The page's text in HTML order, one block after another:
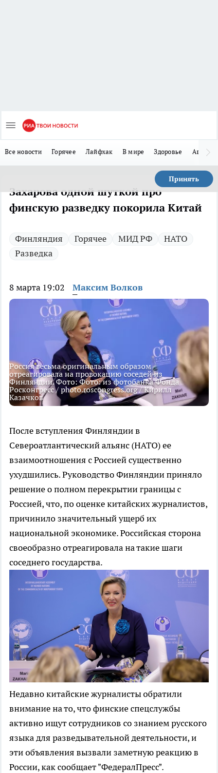
Все новости Горячее Лайфхак В мире Здоровье Авто
Принять
Захарова одной шуткой про
финскую разведку покорила Китай
Финляндия Горячее МИД РФ
НАТО
Разведка
8 марта 19:02 Максим Волков
Россия весьма оригинальным образом
отреагировала на провокацию соседей из
Финляндии. Фото: Фото: из фотобанка Фонда
Росконгресс / photo.roscongress.org / Кирилл
Казачков
После вступления Финляндии в
Североатлантический альянс (НАТО) ее
взаимоотношения с Россией существенно
ухудшились. Руководство Финляндии приняло
решение о полном перекрытии границы с
Россией, что, по оценке китайских журналистов,
причинило значительный ущерб их
национальной экономике. Российская сторона
своеобразно отреагировала на такие шаги
соседнего государства.
Недавно китайские журналисты обратили
внимание на то, что финские спецслужбы
активно ищут сотрудников со знанием русского
языка для разведывательной деятельности, и
эти объявления вызвали заметную реакцию в
России, как сообщает "ФедералПресс".